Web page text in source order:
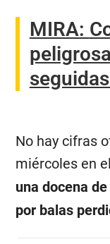
MIRA:
No hay cifras
miércoles en
una docena
por balas